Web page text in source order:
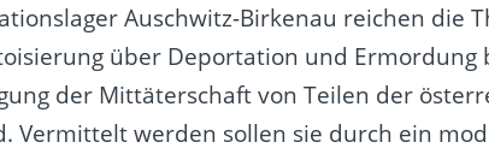
Auschwitz-Birkenau reichen die
über Deportation und Ermordung
der Mittäterschaft von Teilen der
Vermittelt werden sollen sie durch ein